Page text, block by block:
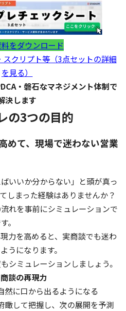
をダウンロード
クリプト等（3点セットの詳細
を見る）
・磐石なマネジメント体制で
決します
の3つの目的
めて、現場で迷わない営業
いいか分からない」と頭が真っ
しまった経験はありませんか？
れを事前にシミュレーションで
。
力を高めると、実商談でも迷わ
うになります。
シミュレーションしましょう。
談の再現力
然に口から出るようになる
瞰して把握し、次の展開を予測